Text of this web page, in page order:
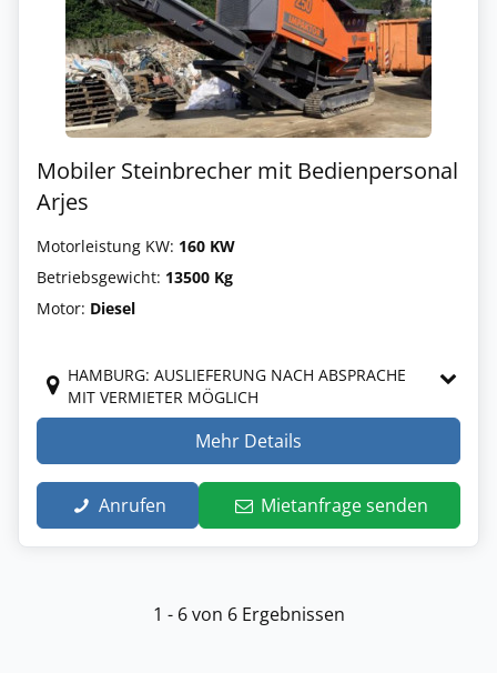
Mobiler Steinbrecher mit Bedienpersonal
Arjes
Motorleistung KW: 160 KW
Betriebsgewicht: 13500 Kg
Motor: Diesel
HAMBURG: AUSLIEFERUNG NACH ABSPRACHE
MIT VERMIETER MÖGLICH
Mehr Details
Anrufen Mietanfrage senden
1 - 6 von 6 Ergebnissen